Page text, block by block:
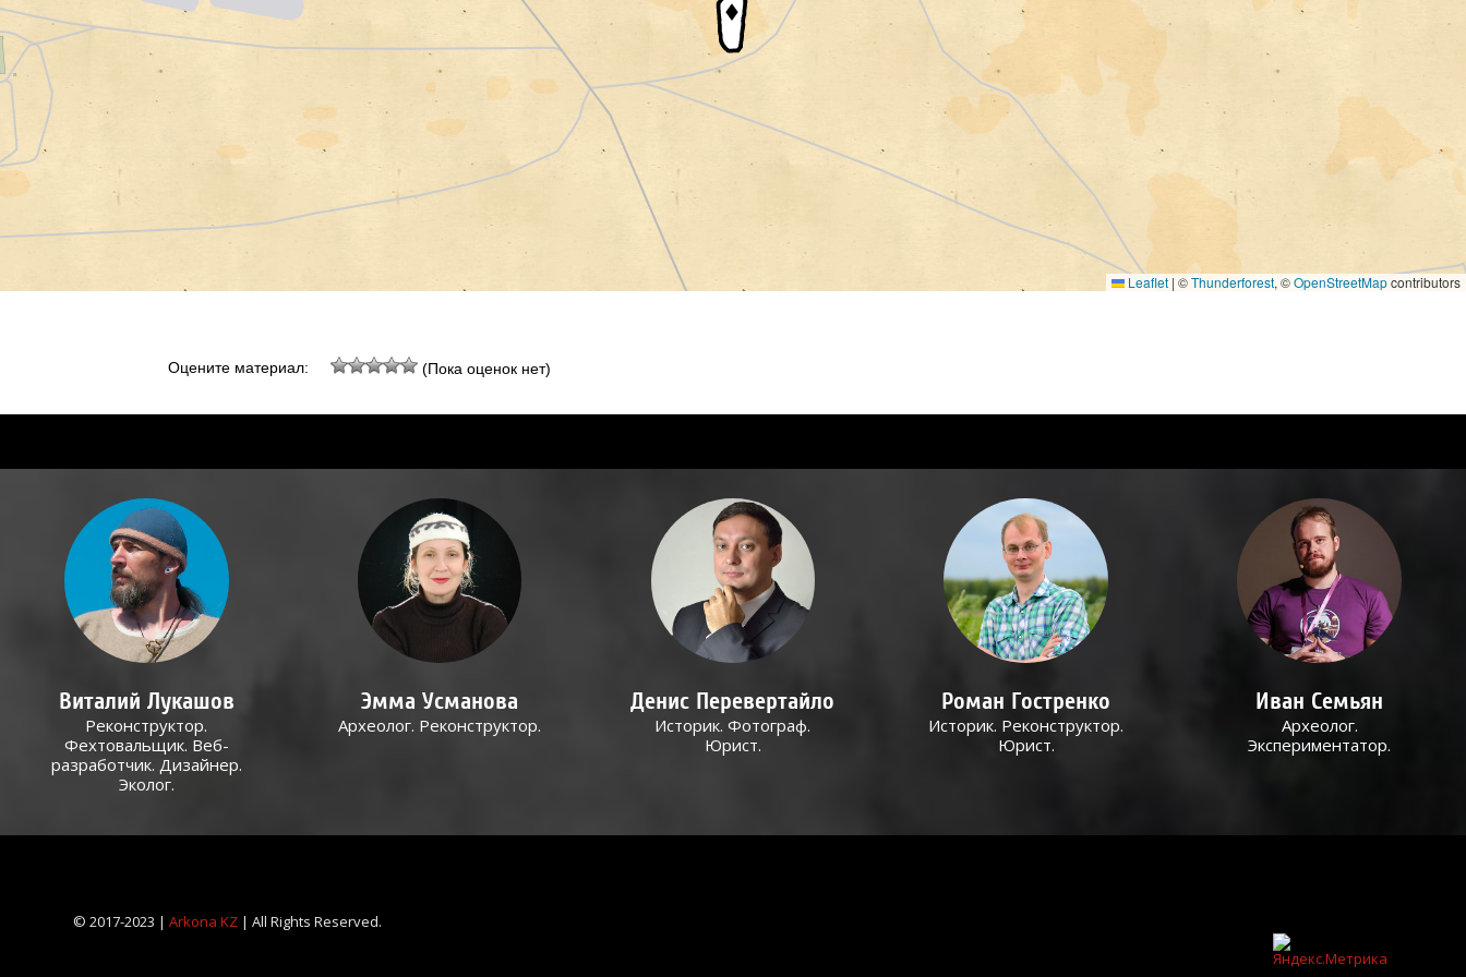
Leaflet | ©Thunderforest, ©OpenStreetMapcontributors
Оцените материал: (Пока оценок нет)
Виталий Лукашов
Реконструктор.
Фехтовальщик. Веб-
разработчик. Дизайнер.
Эколог.
Эмма Усманова
Археолог. Реконструктор.
Денис Перевертайло
Историк. Фотограф.
Юрист.
Роман Гостренко
Историк. Реконструктор.
Юрист.
Иван Семьян
Археолог.
Экспериментатор.
© 2017-2023 |Arkona KZ | All Rights Reserved.